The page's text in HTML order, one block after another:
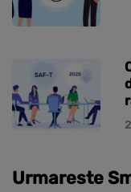
Urmareste